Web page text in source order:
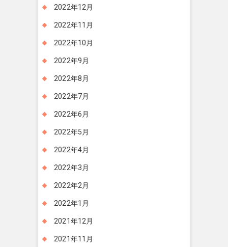
2022年12月
2022年11月
2022年10月
2022年9月
2022年8月
2022年7月
2022年6月
2022年5月
2022年4月
2022年3月
2022年2月
2022年1月
2021年12月
2021年11月